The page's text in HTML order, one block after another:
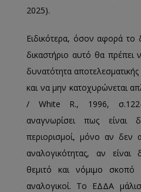
2025).
Ειδικότερα, όσον αφορά
δικαστήριο αυτό θα πρέπει
δυνατότητα
και να μην κατοχυρώνεται
/ White R., 1996,
αναγνωρίσει πως είναι
περιορισμοί, μόνο αν δεν
αναλογικότητας, αν
θεμιτό και νόμιμο σκοπό
αναλογικοί. Το ΕΔΔΑ